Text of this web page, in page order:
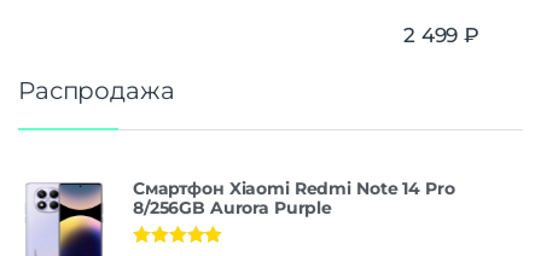
2 499 ₽
Распродажа
Смартфон Xiaomi Redmi Note 14 Pro
8/256GB Aurora Purple